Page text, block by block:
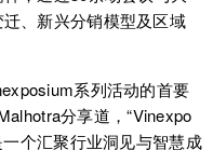
、新兴分销模型及区域
系列活动的首要
分享道，“Vinexpo
个汇聚行业洞见与智慧成